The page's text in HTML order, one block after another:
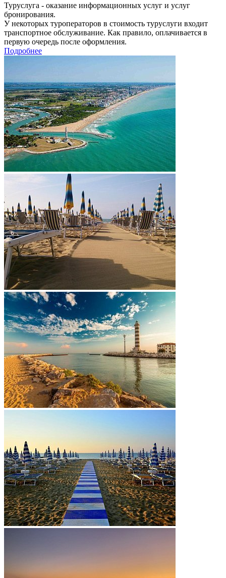
Туруслуга - оказание информационных услуг и услуг
бронирования.
У некоторых туроператоров в стоимость туруслуги входит
транспортное обслуживание. Как правило, оплачивается в
первую очередь после оформления.
Подробнее